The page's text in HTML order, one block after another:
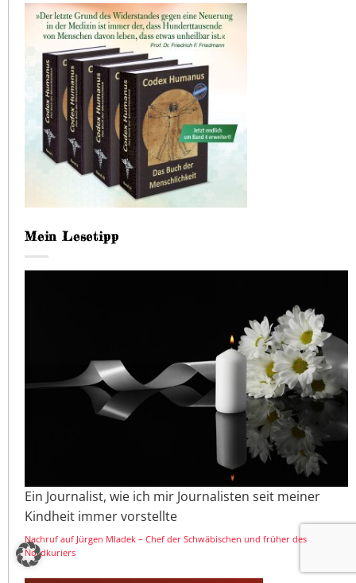
Mein Lesetipp
Ein Journalist, wie ich mir Journalisten seit meiner
Kindheit immer vorstellte
Nachruf auf Jürgen Mladek – Chef der Schwäbischen und früher des
Nordkuriers